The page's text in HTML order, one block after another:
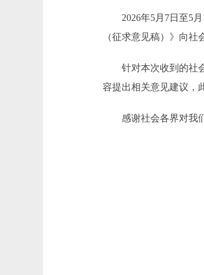
2026年5月7日至5月
（征求意见稿）》向
针对本次收到的社会
容提出相关意见建议，
感谢社会各界对我们